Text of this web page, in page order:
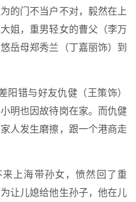
的门不当户不对，毅然在上
姐，重男轻女的曹父（李万
岳母郑秀兰（丁嘉丽饰）到
阳错与好友仇健（王策饰）
明也因故待岗在家。而仇健
人发生磨擦，跟一个港商走
上海带孙女，愤然回了重
让儿媳给他生孙子，他在儿